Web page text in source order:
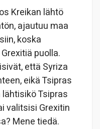
Kreikan lähtö
ajautuu maa
koska
puolla.
että Syriza
eikä Tsipras
Tsipras
valitsisi Grexitin
Mene tiedä.